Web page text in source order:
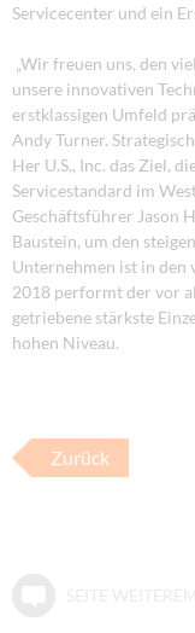
Servicecenter und ein
„Wir freuen uns, den
unsere innovativen
erstklassigen Umfeld
Andy Turner.
Her U.S., Inc. das Ziel,
Servicestandard im
Geschäftsführer Jason
Baustein, um den
Unternehmen ist in den
2018 performt der vor
getriebene stärkste
hohen Niveau.
Zurück